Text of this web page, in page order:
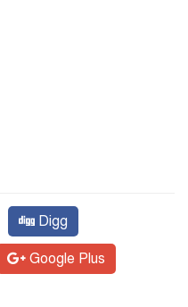
Digg
Google Plus